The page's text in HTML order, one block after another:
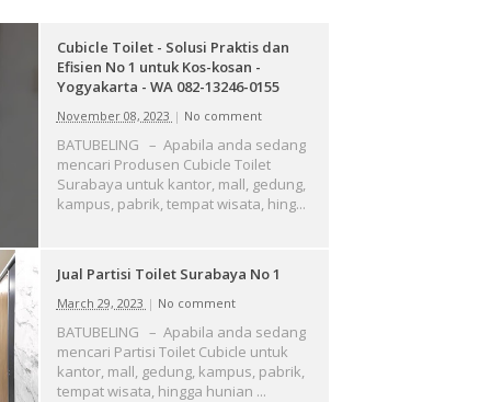
Cubicle Toilet - Solusi Praktis dan
Efisien No 1 untuk Kos-kosan -
Yogyakarta - WA 082-13246-0155
November 08, 2023 | No comment
BATUBELING – Apabila anda sedang
mencari Produsen Cubicle Toilet
Surabaya untuk kantor, mall, gedung,
kampus, pabrik, tempat wisata, hing...
Jual Partisi Toilet Surabaya No 1
March 29, 2023 | No comment
BATUBELING – Apabila anda sedang
mencari Partisi Toilet Cubicle untuk
kantor, mall, gedung, kampus, pabrik,
tempat wisata, hingga hunian ...